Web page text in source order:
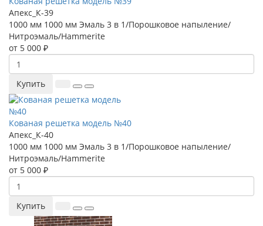
Апекс_К-39
1000 мм 1000 мм Эмаль 3 в 1/Порошковое напыление/
Нитроэмаль/Hammerite
от 5 000 ₽
Купить
Кованая решетка модель №40
Апекс_К-40
1000 мм 1000 мм Эмаль 3 в 1/Порошковое напыление/
Нитроэмаль/Hammerite
от 5 000 ₽
Купить